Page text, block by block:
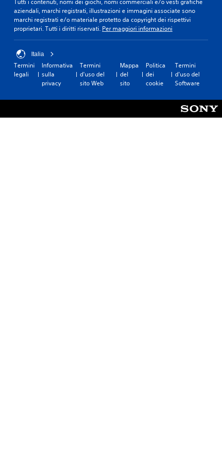
aziendali, marchi registrati, illustrazioni e immagini associate sono
marchi registrati e/o materiale protetto da copyright dei rispettivi
proprietari. Tutti i diritti riservati. Per maggiori informazioni
Italia
Termini
legali
Informativa
sulla
privacy
Termini
d'uso del
sito Web
Mappa
del
sito
Politica
dei
cookie
Termini
d'uso del
Software